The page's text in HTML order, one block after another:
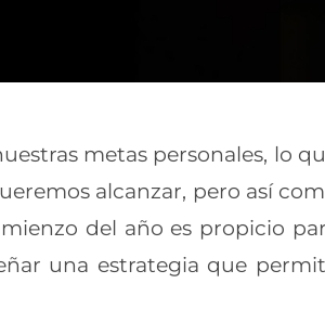
metas personales, lo
alcanzar, pero así
del año es propicio
una estrategia que